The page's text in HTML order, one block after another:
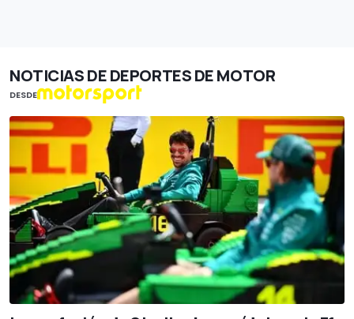
NOTICIAS DE DEPORTES DE MOTOR
DESDE